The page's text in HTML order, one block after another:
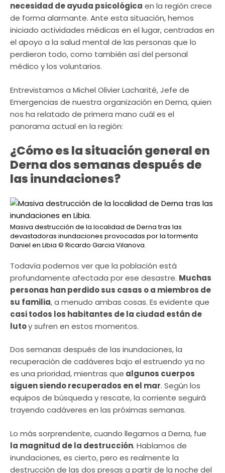
necesidad de ayuda psicológica en la región crece
de forma alarmante. Ante esta situación, hemos
iniciado actividades médicas en el lugar, centradas en
el apoyo a la salud mental de las personas que lo
perdieron todo, como también así del personal
médico y los voluntarios.
Entrevistamos a Michel Olivier Lacharité, Jefe de
Emergencias de nuestra organización en Derna, quien
nos ha relatado de primera mano cuál es el
panorama actual en la región:
¿Cómo es la situación general en
Derna dos semanas después de
las inundaciones?
Masiva destrucción de la localidad de Derna tras las
devastadoras inundaciones provocadas por la tormenta
Daniel en Libia © Ricardo Garcia Vilanova.
Todavía podemos ver que la población está
profundamente afectada por ese desastre. Muchas
personas han perdido sus casas o a miembros de
su familia, a menudo ambas cosas. Es evidente que
casi todos los habitantes de la ciudad están de
lutoy sufren en estos momentos.
Dos semanas después de las inundaciones, la
recuperación de cadáveres bajo el estruendo ya no
es una prioridad, mientras que algunos cuerpos
siguen siendo recuperados en el mar. Según los
equipos de búsqueda y rescate, la corriente seguirá
trayendo cadáveres en las próximas semanas.
Lo más sorprendente, cuando llegamos a Derna, fue
la magnitud de la destrucción. Hablamos de
inundaciones, es cierto, pero es realmente la
destrucción de las dos presas a partir de la noche del